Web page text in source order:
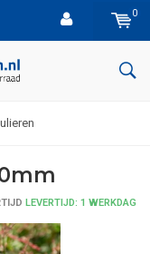
0
LEVERTIJD: 1 WERKDAG